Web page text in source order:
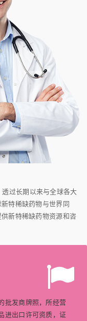
过长期以来与全球各大
特稀缺药物与世界同
新特稀缺药物资源和咨
批发商牌照，所经营
进出口许可资质，证